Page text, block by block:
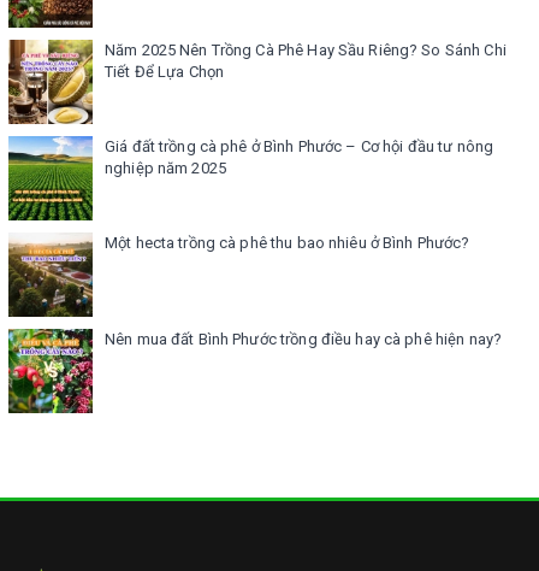
Năm 2025 Nên Trồng Cà Phê Hay Sầu Riêng? So Sánh Chi
Tiết Để Lựa Chọn
Giá đất trồng cà phê ở Bình Phước – Cơ hội đầu tư nông
nghiệp năm 2025
Một hecta trồng cà phê thu bao nhiêu ở Bình Phước?
Nên mua đất Bình Phước trồng điều hay cà phê hiện nay?